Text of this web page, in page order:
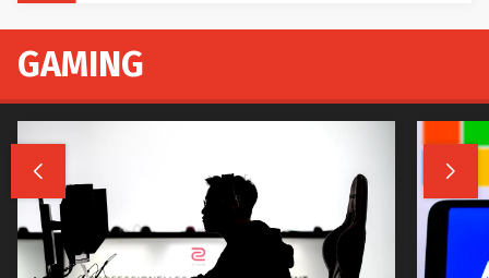
GAMING
 